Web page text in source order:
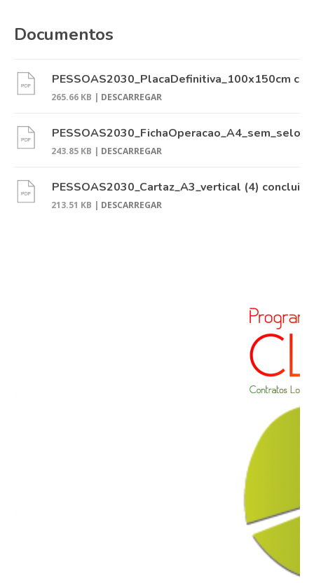
Documentos
PESSOAS2030_PlacaDefinitiva_100x150cm
265.66 KB | DESCARREGAR
PESSOAS2030_FichaOperacao_A4_sem_selo
243.85 KB | DESCARREGAR
PESSOAS2030_Cartaz_A3_vertical (4) concluido
213.51 KB | DESCARREGAR